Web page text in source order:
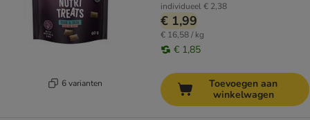
6 varianten
individueel€ 2,38
€ 1,99
€ 16,58 / kg
€ 1,85
Toevoegen aan
winkelwagen